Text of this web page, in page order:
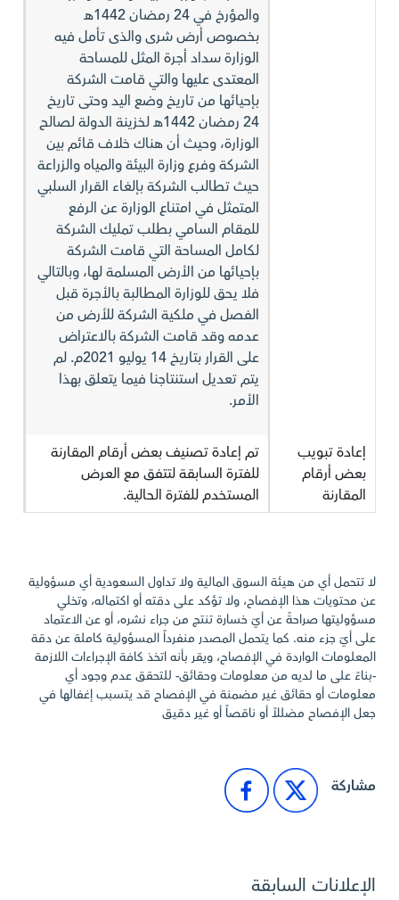
والمؤرخ في 24 رمضان 1442هـ
بخصوص أرض شرى والذى تأمل فيه
الوزارة سداد أجرة المثل للمساحة
المعتدى عليها والتي قامت الشركة
بإحيائها من تاريخ وضع اليد وحتى تاريخ
24 رمضان 1442هـ لخزينة الدولة لصالح
الوزارة، وحيث أن هناك خلاف قائم بين
الشركة وفرع وزارة البيئة والمياه والزراعة
حيث تطالب الشركة بإلغاء القرار السلبي
المتمثل في امتناع الوزارة عن الرفع
للمقام السامي بطلب تمليك الشركة
لكامل المساحة التي قامت الشركة
بإحيائها من الأرض المسلمة لها، وبالتالي
فلا يحق للوزارة المطالبة بالأجرة قبل
الفصل في ملكية الشركة للأرض من
عدمه وقد قامت الشركة بالاعتراض
على القرار بتاريخ 14 يوليو 2021م. لم
يتم تعديل استنتاجنا فيما يتعلق بهذا
الأمر.
إعادة تبويب
بعض أرقام
المقارنة
تم إعادة تصنيف بعض أرقام المقارنة
للفترة السابقة لتتفق مع العرض
المستخدم للفترة الحالية.
لا تتحمل أي من هيئة السوق المالية ولا تداول السعودية أي مسؤولية
عن محتويات هذا الإفصاح، ولا تؤكد على دقته أو اكتماله، وتخلي
مسؤوليتها صراحةً عن أيّ خسارة تنتج من جراء نشره، أو عن الاعتماد
على أيّ جزء منه. كما يتحمل المصدر منفرداً المسؤولية كاملة عن دقة
المعلومات الواردة في الإفصاح، ويقر بأنه اتخذ كافة الإجراءات اللازمة
-بناءً على ما لديه من معلومات وحقائق- للتحقق عدم وجود أي
معلومات أو حقائق غير مضمنة في الإفصاح قد يتسبب إغفالها في
جعل الإفصاح مضللاً أو ناقصاً أو غير دقيق
مشاركة
الإعلانات السابقة